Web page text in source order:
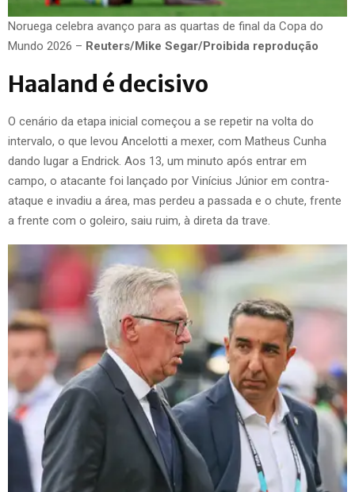
Noruega celebra avanço para as quartas de final da Copa do
Mundo 2026 – Reuters/Mike Segar/Proibida reprodução
Haaland é decisivo
O cenário da etapa inicial começou a se repetir na volta do
intervalo, o que levou Ancelotti a mexer, com Matheus Cunha
dando lugar a Endrick. Aos 13, um minuto após entrar em
campo, o atacante foi lançado por Vinícius Júnior em contra-
ataque e invadiu a área, mas perdeu a passada e o chute, frente
a frente com o goleiro, saiu ruim, à direta da trave.